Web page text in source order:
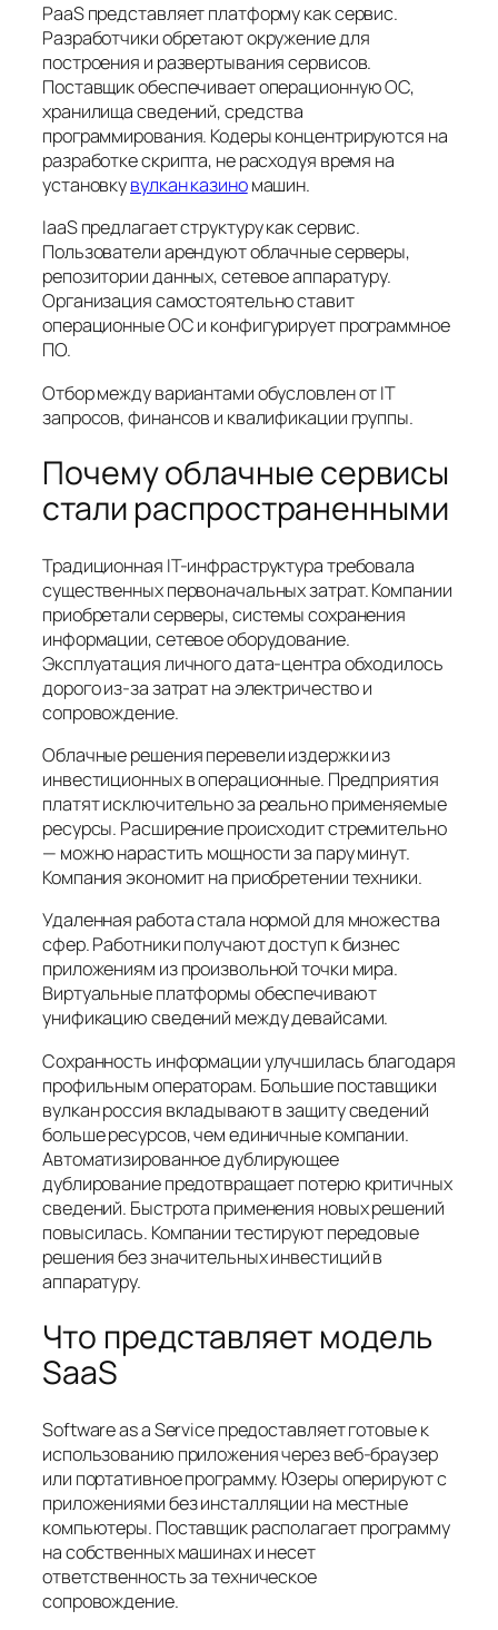
PaaS представляет платформу как сервис.
Разработчики обретают окружение для
построения и развертывания сервисов.
Поставщик обеспечивает операционную ОС,
хранилища сведений, средства
программирования. Кодеры концентрируются на
разработке скрипта, не расходуя время на
установкувулкан казиномашин.
IaaS предлагает структуру как сервис.
Пользователи арендуют облачные серверы,
репозитории данных, сетевое аппаратуру.
Организация самостоятельно ставит
операционные ОС и конфигурирует программное
ПО.
Отбор между вариантами обусловлен от IT
запросов, финансов и квалификации группы.
Почему облачные сервисы
стали распространенными
Традиционная IT-инфраструктура требовала
существенных первоначальных затрат. Компании
приобретали серверы, системы сохранения
информации, сетевое оборудование.
Эксплуатация личного дата-центра обходилось
дорого из-за затрат на электричество и
сопровождение.
Облачные решения перевели издержки из
инвестиционных в операционные. Предприятия
платят исключительно за реально применяемые
ресурсы. Расширение происходит стремительно
— можно нарастить мощности за пару минут.
Компания экономит на приобретении техники.
Удаленная работа стала нормой для множества
сфер. Работники получают доступ к бизнес
приложениям из произвольной точки мира.
Виртуальные платформы обеспечивают
унификацию сведений между девайсами.
Сохранность информации улучшилась благодаря
профильным операторам. Большие поставщики
вулкан россия вкладывают в защиту сведений
больше ресурсов, чем единичные компании.
Автоматизированное дублирующее
дублирование предотвращает потерю критичных
сведений. Быстрота применения новых решений
повысилась. Компании тестируют передовые
решения без значительных инвестиций в
аппаратуру.
Что представляет модель
SaaS
Software as a Service предоставляет готовые к
использованию приложения через веб-браузер
или портативное программу. Юзеры оперируют с
приложениями без инсталляции на местные
компьютеры. Поставщик располагает программу
на собственных машинах и несет
ответственность за техническое
сопровождение.